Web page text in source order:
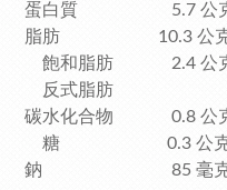
蛋白質 5.7 公
脂肪 10.3 公
飽和脂肪 2.4
反式脂肪
碳水化合物
糖 0.3 公
鈉 85 毫克